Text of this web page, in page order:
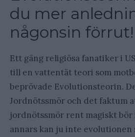
du mer
någonsin förrut!
Ett gäng religiösa fanatiker i
till en vattentät teori som
beprövade Evolutionsteorin.
Jordnötssmör och det faktum
jordnötssmör rent magiskt
annars kan ju inte evolutionen